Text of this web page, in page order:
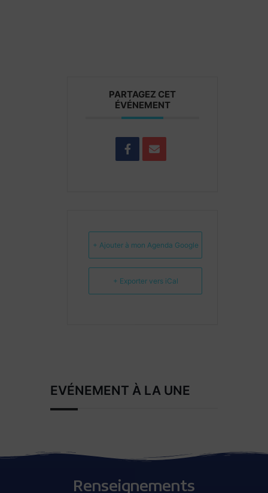
PARTAGEZ CET
ÉVÉNEMENT
+ Ajouter à mon Agenda Google
+ Exporter vers iCal
EVÉNEMENT À LA UNE
Renseignements